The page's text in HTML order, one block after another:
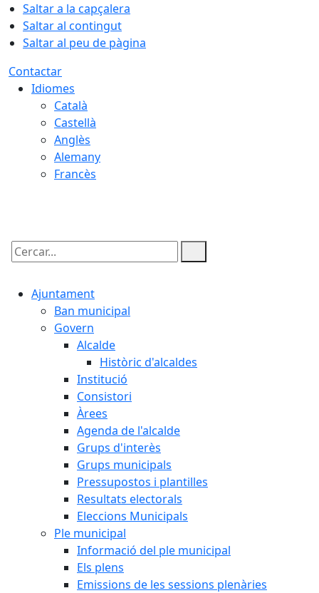
Saltar a la capçalera
Saltar al contingut
Saltar al peu de pàgina
Contactar
Idiomes
Català
Castellà
Anglès
Alemany
Francès
Cercar:
Ajuntament
Ban municipal
Govern
Alcalde
Històric d'alcaldes
Institució
Consistori
Àrees
Agenda de l'alcalde
Grups d'interès
Grups municipals
Pressupostos i plantilles
Resultats electorals
Eleccions Municipals
Ple municipal
Informació del ple municipal
Els plens
Emissions de les sessions plenàries